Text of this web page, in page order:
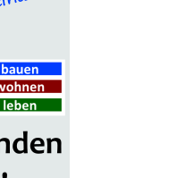
zu einer Pau­se ein,
Rund­gang
ist das gro­ße Gewinn­
Colt als Haupt­ge­
mit ihrer Ein­tritts­
in die Los­box auf
kann. Die Ver­lo­